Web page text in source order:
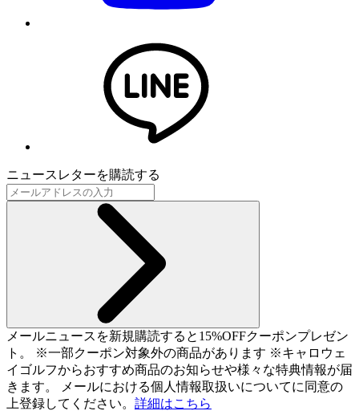
ニュースレターを購読する
メールニュースを新規購読すると15%OFFクーポンプレゼン
ト。 ※一部クーポン対象外の商品があります ※キャロウェ
イゴルフからおすすめ商品のお知らせや様々な特典情報が届
きます。 メールにおける個人情報取扱いについてに同意の
上登録してください。 詳細はこちら